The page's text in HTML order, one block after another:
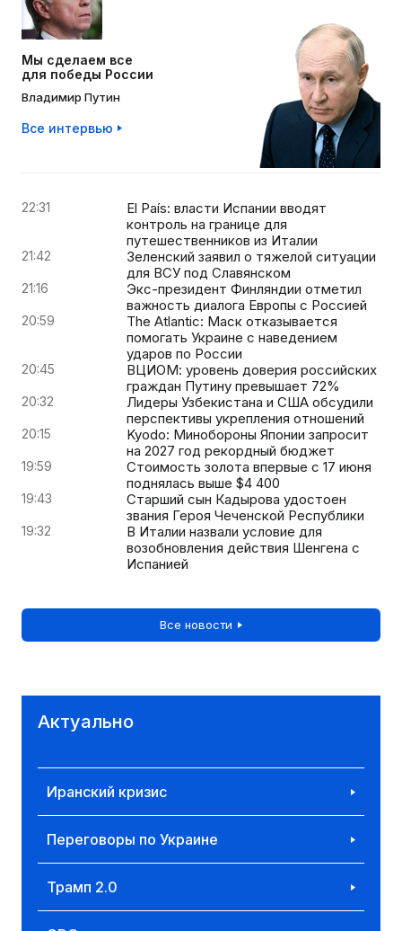
Мы сделаем все
для победы России
Владимир Путин
Все интервью
22:31
El País: власти Испании вводят
контроль на границе для
путешественников из Италии
21:42
Зеленский заявил о тяжелой ситуации
для ВСУ под Славянском
21:16
Экс-президент Финляндии отметил
важность диалога Европы с Россией
20:59
The Atlantic: Маск отказывается
помогать Украине с наведением
ударов по России
20:45
ВЦИОМ: уровень доверия российских
граждан Путину превышает 72%
20:32
Лидеры Узбекистана и США обсудили
перспективы укрепления отношений
20:15
Kyodo: Минобороны Японии запросит
на 2027 год рекордный бюджет
19:59
Стоимость золота впервые с 17 июня
поднялась выше $4 400
19:43
Старший сын Кадырова удостоен
звания Героя Чеченской Республики
19:32
В Италии назвали условие для
возобновления действия Шенгена с
Испанией
Все новости
Актуально
Иранский кризис
Переговоры по Украине
Трамп 2.0